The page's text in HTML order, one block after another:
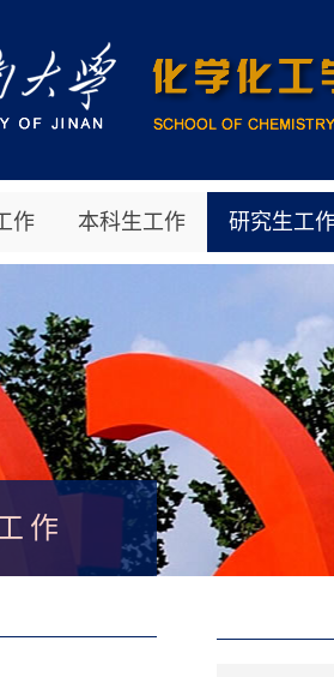
作 本科生工作 研究生工
作